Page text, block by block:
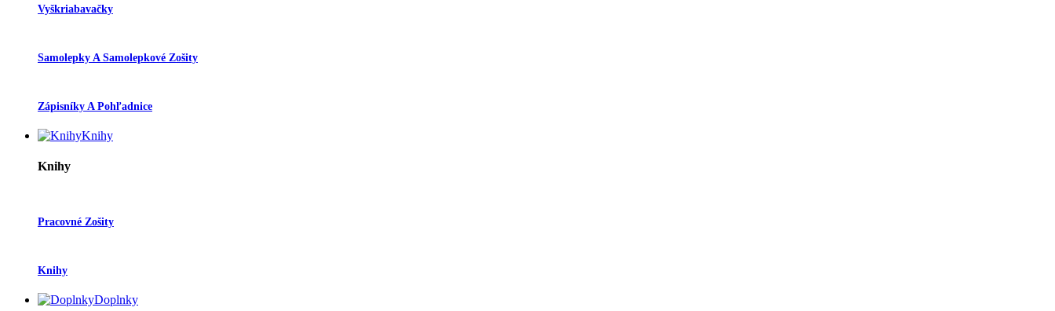
Vyškriabavačky
Samolepky A Samolepkové Zošity
Zápisníky A Pohľadnice
Knihy
Knihy
Pracovné Zošity
Knihy
Doplnky